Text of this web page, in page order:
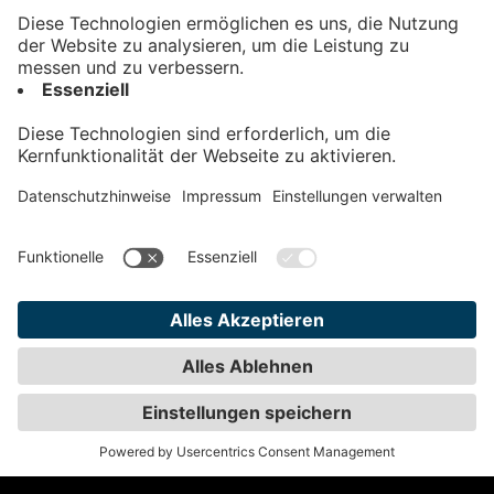
Kontakt
Impressum
Teilnahmebedingungen
Privatsphäre